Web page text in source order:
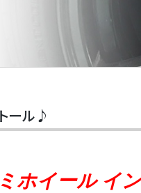
ール♪
ホイール イ